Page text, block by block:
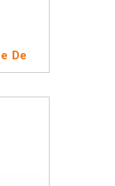
De